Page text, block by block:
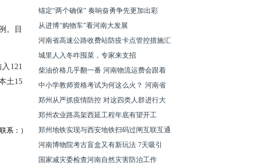
。目
121
土15
系：）
锚定“两个确保” 奏响奋勇争先更加出彩
从进博“购物车”看河南大发展
河南省高速公路收费站防疫卡点管控措施汇
城里人入冬咋囤菜，专家来支招
柴油价格几乎翻一番 河南物流运费会跟着
中小学教师资格考试为何这么火？ 河南省
郑州从严抓疫情防控 对这四类人群进行大
郑州农业路高架西延工程年底有望开工
郑州地铁实现与西安地铁扫码过闸互联互通
河南博物院考古盲盒又有新玩法 7天吸引
国家减灾委检查河南自然灾害防治工作